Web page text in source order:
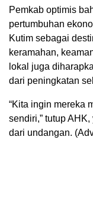
Pemkab optimis
pertumbuhan
Kutim sebagai
keramahan,
lokal juga
dari peningkatan
“Kita ingin mereka
sendiri,” tutup
dari undangan.